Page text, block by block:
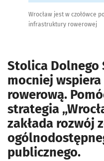
Wrocław jest w czołówce
infrastruktury rowerowej
Stolica Dolnego
mocniej
rowerową.
strategia
zakłada rozwój
publicznego.